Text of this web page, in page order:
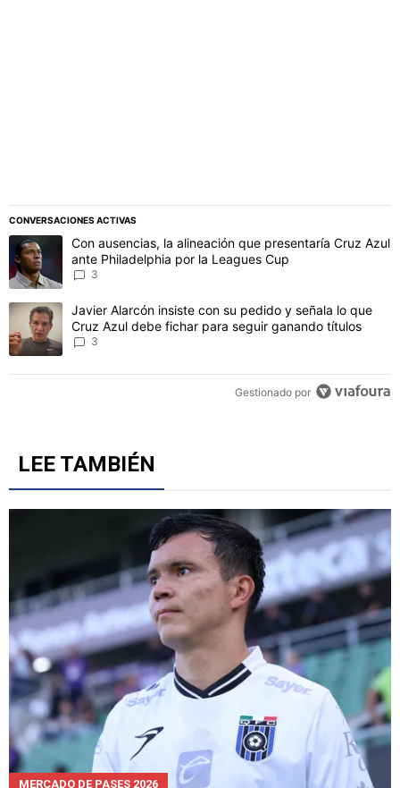
CONVERSACIONES ACTIVAS
Este listado muestra los artículos con más comentarios en los
Un artículo de tendencia con el título "Con ausencias, la
Con ausencias, la alineación que presentaría Cruz Azul
ante Philadelphia por la Leagues Cup
3
Un artículo de tendencia con el título "Javier Alarcón insiste con
Javier Alarcón insiste con su pedido y señala lo que
Cruz Azul debe fichar para seguir ganando títulos
3
Gestionado por
LEE TAMBIÉN
MERCADO DE PASES 2026